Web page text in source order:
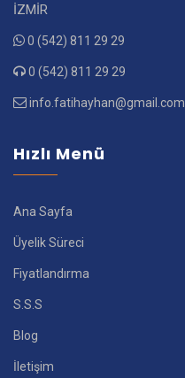
İZMİR
0 (542) 811 29 29
0 (542) 811 29 29
info.fatihayhan@gmail.com
Hızlı Menü
Ana Sayfa
Üyelik Süreci
Fiyatlandırma
S.S.S
Blog
İletişim